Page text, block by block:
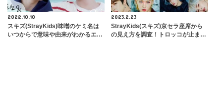
2022.10.10
スキズ(StrayKids)味噌のケミ名は
いつからで意味や由来がわかるエ…
2023.2.23
StrayKids(スキズ)京セラ座席から
の見え方を調査！トロッコが止ま…